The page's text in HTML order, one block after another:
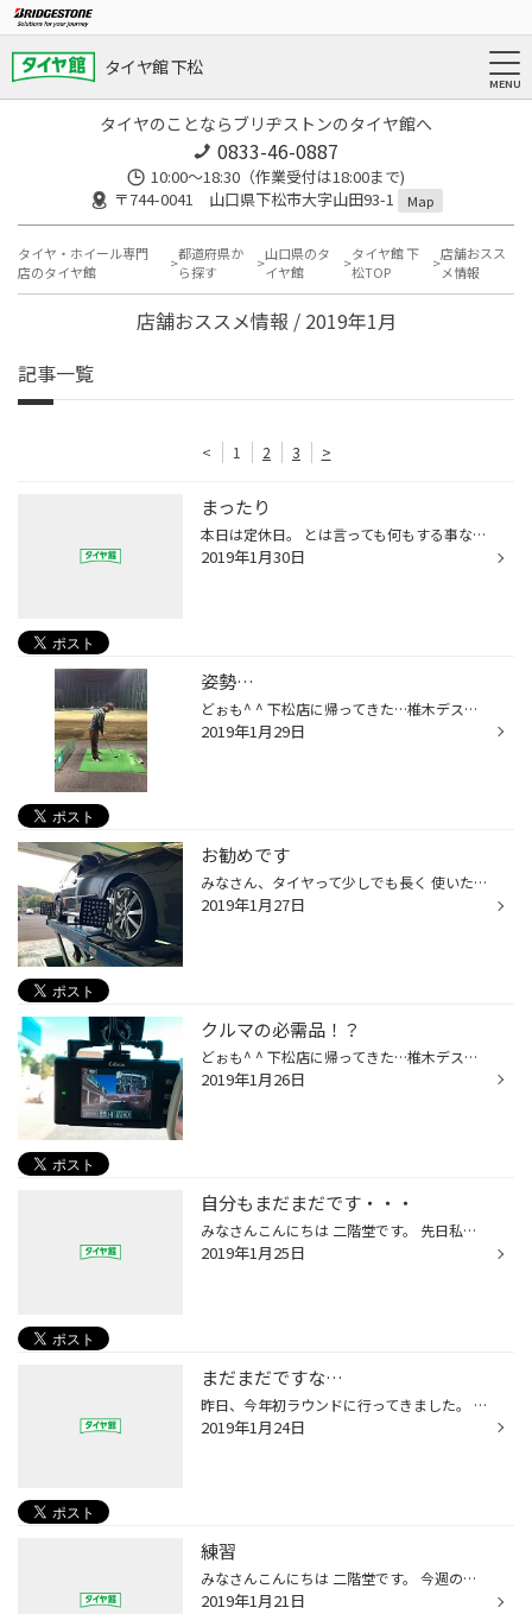
タイヤ館 下松
タイヤのことならブリヂストンのタイヤ館へ
0833-46-0887
10:00～18:30（作業受付は18:00まで)
〒744-0041 山口県下松市大字山田93-1
Map
タイヤ・ホイール専門
店のタイヤ館
都道府県か
ら探す
山口県のタ
イヤ館
タイヤ館 下
松TOP
店舗おスス
メ情報
店舗おススメ情報 / 2019年1月
記事一覧
< 1 2 3 >
まったり
本日は定休日。 とは言っても何もする事なく… 家でまったりとゴロゴロ… またには良いですね。
2019年1月30日
姿勢…
どぉも^ ^ 下松店に帰ってきた…椎木デス♪ 最近…ちょいちょいゴルフの打ちっ放しに出没してますw まぁ…人の影響って素晴らしいw この間のことですが… 振ってる時に…姿勢が猫背って言われました(^_^)a 確かに…写真で見ると猫背ですねーw 自分じゃ気にしてなくても上手な人からは、やっぱり気になるみ...
2019年1月29日
お勧めです
みなさん、タイヤって少しでも長く 使いたいって思いませんか？ 決して安い買い物でもないですし…。 タイヤ館 下松では少しでも長く使って 頂けるようお手伝い致します。 それが「アライメント調整」です。 「…？」と、お思いの方もいらっしゃると思いますが、 タイヤには自動車メーカーが定めた適...
2019年1月27日
クルマの必需品！？
どぉも^ ^ 下松店に帰ってきた…椎木デス♪ 最近…ニュースでもよくやってるドラレコです！ ウチのお客様に今回前後カメラ取り付けました^ ^
2019年1月26日
自分もまだまだです・・・
みなさんこんにちは 二階堂です。 先日私も 今年初ラウンドしてきました。 結果は・・・ う～ん・・・ まだまだですなぁ～・・・ あの時のミスが！！ とか あの時のクラブチョイスが！！ とか 反省多数です。 自分も 反省会します。
2019年1月25日
まだまだですな…
昨日、今年初ラウンドに行ってきました。 気合いブチ込んだ望みましたが 前半あまりの寒さ身体も動かず 大叩き… （腕の無さを寒さのせいに…） 後半巻き返すも時すでに遅し… 明日は反省会じゃっ！
2019年1月24日
練習
みなさんこんにちは 二階堂です。 今週の水曜日に ゴルフしてきます。 なので、 練習しています。 練習すれば 上手くなる 努力すれば 報われる。 私の世代は こー教わりました。 なので 練習します。 そーやって 今まで生きてきました。 今回も きっと 上手くいく はず...
2019年1月21日